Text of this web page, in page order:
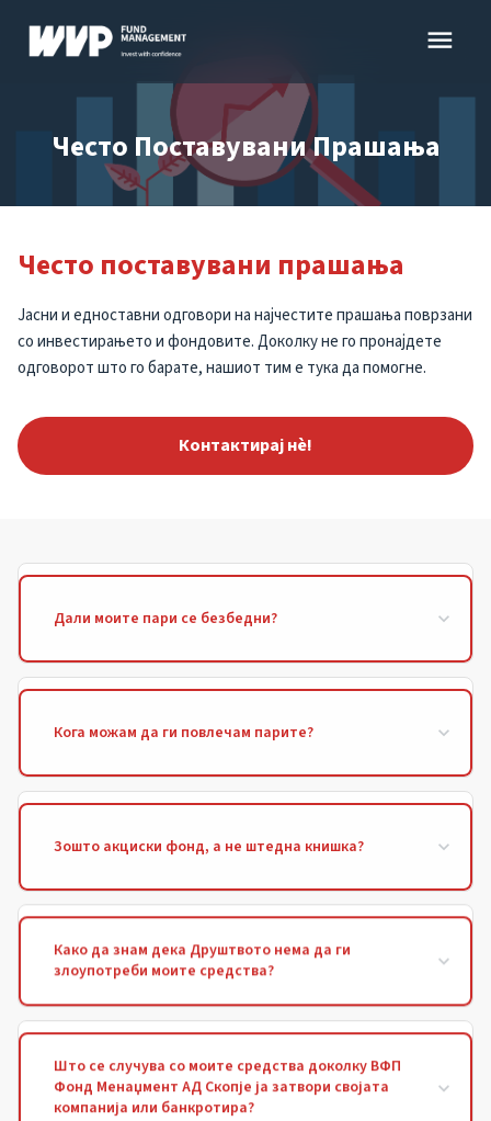
content
menu
Често Поставувани Прашања
Често поставувани прашања
Јасни и едноставни одговори на најчестите прашања поврзани
со инвестирањето и фондовите. Доколку не го пронајдете
одговорот што го барате, нашиот тим е тука да помогне.
Контактирај нѐ!
Дали моите пари се безбедни?
Кога можам да ги повлечам парите?
Зошто акциски фонд, а не штедна книшка?
Како да знам дека Друштвото нема да ги
злоупотреби моите средства?
Што се случува со моите средства доколку ВФП
Фонд Менаџмент АД Скопје ја затвори својата
компанија или банкротира?